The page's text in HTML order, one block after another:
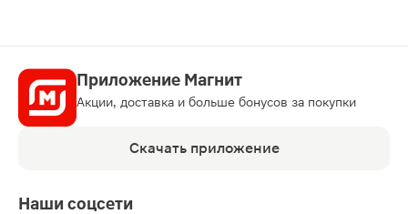
Приложение Магнит
Акции, доставка и больше бонусов за покупки
Скачать приложение
Наши соцсети